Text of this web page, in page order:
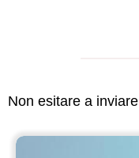
Non esitare a